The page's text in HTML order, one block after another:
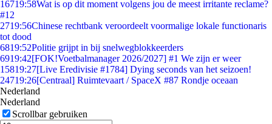
16719:58Wat is op dit moment volgens jou de meest irritante reclame?
#12
2719:56Chinese rechtbank veroordeelt voormalige lokale functionaris
tot dood
6819:52Politie grijpt in bij snelwegblokkeerders
6919:42[FOK!Voetbalmanager 2026/2027] #1 We zijn er weer
15819:27[Live Eredivisie #1784] Dying seconds van het seizoen!
24719:26[Centraal] Ruimtevaart / SpaceX #87 Rondje oceaan
Nederland
Nederland
Scrollbar gebruiken